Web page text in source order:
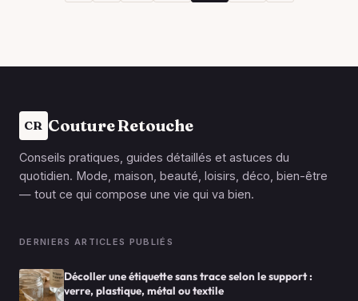
CR Couture Retouche
Conseils pratiques, guides détaillés et astuces du
quotidien. Mode, maison, beauté, loisirs, déco, bien-être
— tout ce qui compose une vie qui va bien.
DERNIERS ARTICLES PUBLIÉS
Décoller une étiquette sans trace selon le support :
verre, plastique, métal ou textile